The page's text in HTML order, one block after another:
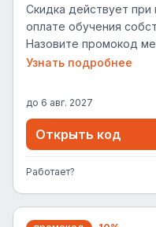
Скидка действует
оплате обучения
Назовите промокод
перед оплатой.
Узнать подробнее
до 6 авг. 2027
Открыть код
Работает?